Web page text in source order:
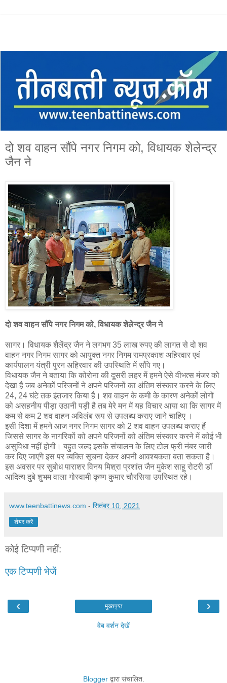
दो शव वाहन सौंपे नगर निगम को, विधायक शेलेन्द्र
जैन ने
दो शव वाहन सौंपे नगर निगम को, विधायक शेलेन्द्र जैन ने
सागर। विधायक शैलेंद्र जैन ने लगभग 35 लाख रुपए की लागत से दो शव
वाहन नगर निगम सागर को आयुक्त नगर निगम रामप्रकाश अहिरवार एवं
कार्यपालन यंत्री पुरन अहिरवार की उपस्थिति में सौंपे गए।
विधायक जैन ने बताया कि कोरोना की दूसरी लहर में हमने ऐसे वीभत्स मंजर को
देखा है जब अनेकों परिजनों ने अपने परिजनों का अंतिम संस्कार करने के लिए
24, 24 घंटे तक इंतजार किया है। शव वाहन के कमी के कारण अनेकों लोगों
को असहनीय पीड़ा उठानी पड़ी है तब मेरे मन में यह विचार आया था कि सागर में
कम से कम 2 शव वाहन अविलंब रूप से उपलब्ध कराए जाने चाहिए ।
इसी दिशा में हमने आज नगर निगम सागर को 2 शव वाहन उपलब्ध कराए हैं
जिससे सागर के नागरिकों को अपने परिजनों को अंतिम संस्कार करने में कोई भी
असुविधा नहीं होगी। बहुत जल्द इसके संचालन के लिए टोल फ्री नंबर जारी
कर दिए जाएंगे इस पर व्यक्ति सूचना देकर अपनी आवश्यकता बता सकता है।
इस अवसर पर सुबोध पाराशर विनय मिश्रा प्रशांत जैन मुकेश साहू रोटरी डॉ
आदित्य दुबे शुभम वाला गोस्वामी कृष्ण कुमार चौरसिया उपस्थित रहे।
www.teenbattinews.com - सितंबर 10, 2021
शेयर करें
कोई टिप्पणी नहीं:
एक टिप्पणी भेजें
‹ ›
मुख्यपृष्ठ
वेब वर्शन देखें
Bloggerद्वारा संचालित.